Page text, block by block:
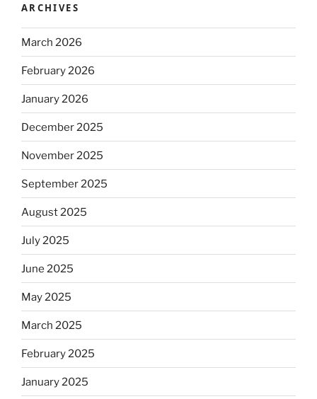
ARCHIVES
March 2026
February 2026
January 2026
December 2025
November 2025
September 2025
August 2025
July 2025
June 2025
May 2025
March 2025
February 2025
January 2025